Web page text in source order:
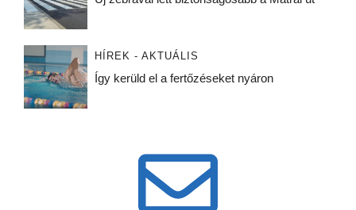
HÍREK - AKTUÁLIS
Így kerüld el a fertőzéseket nyáron